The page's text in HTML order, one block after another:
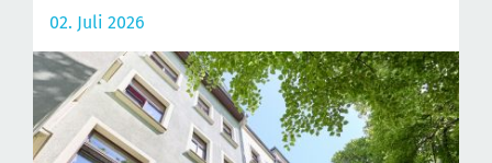
02. Juli 2026